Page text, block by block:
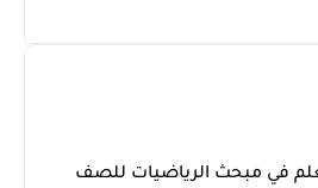
في مبحث الرياضيات للصف